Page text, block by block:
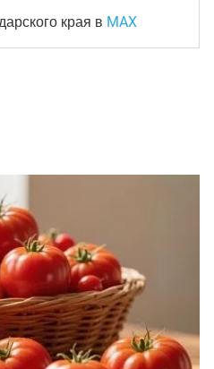
края в MAX